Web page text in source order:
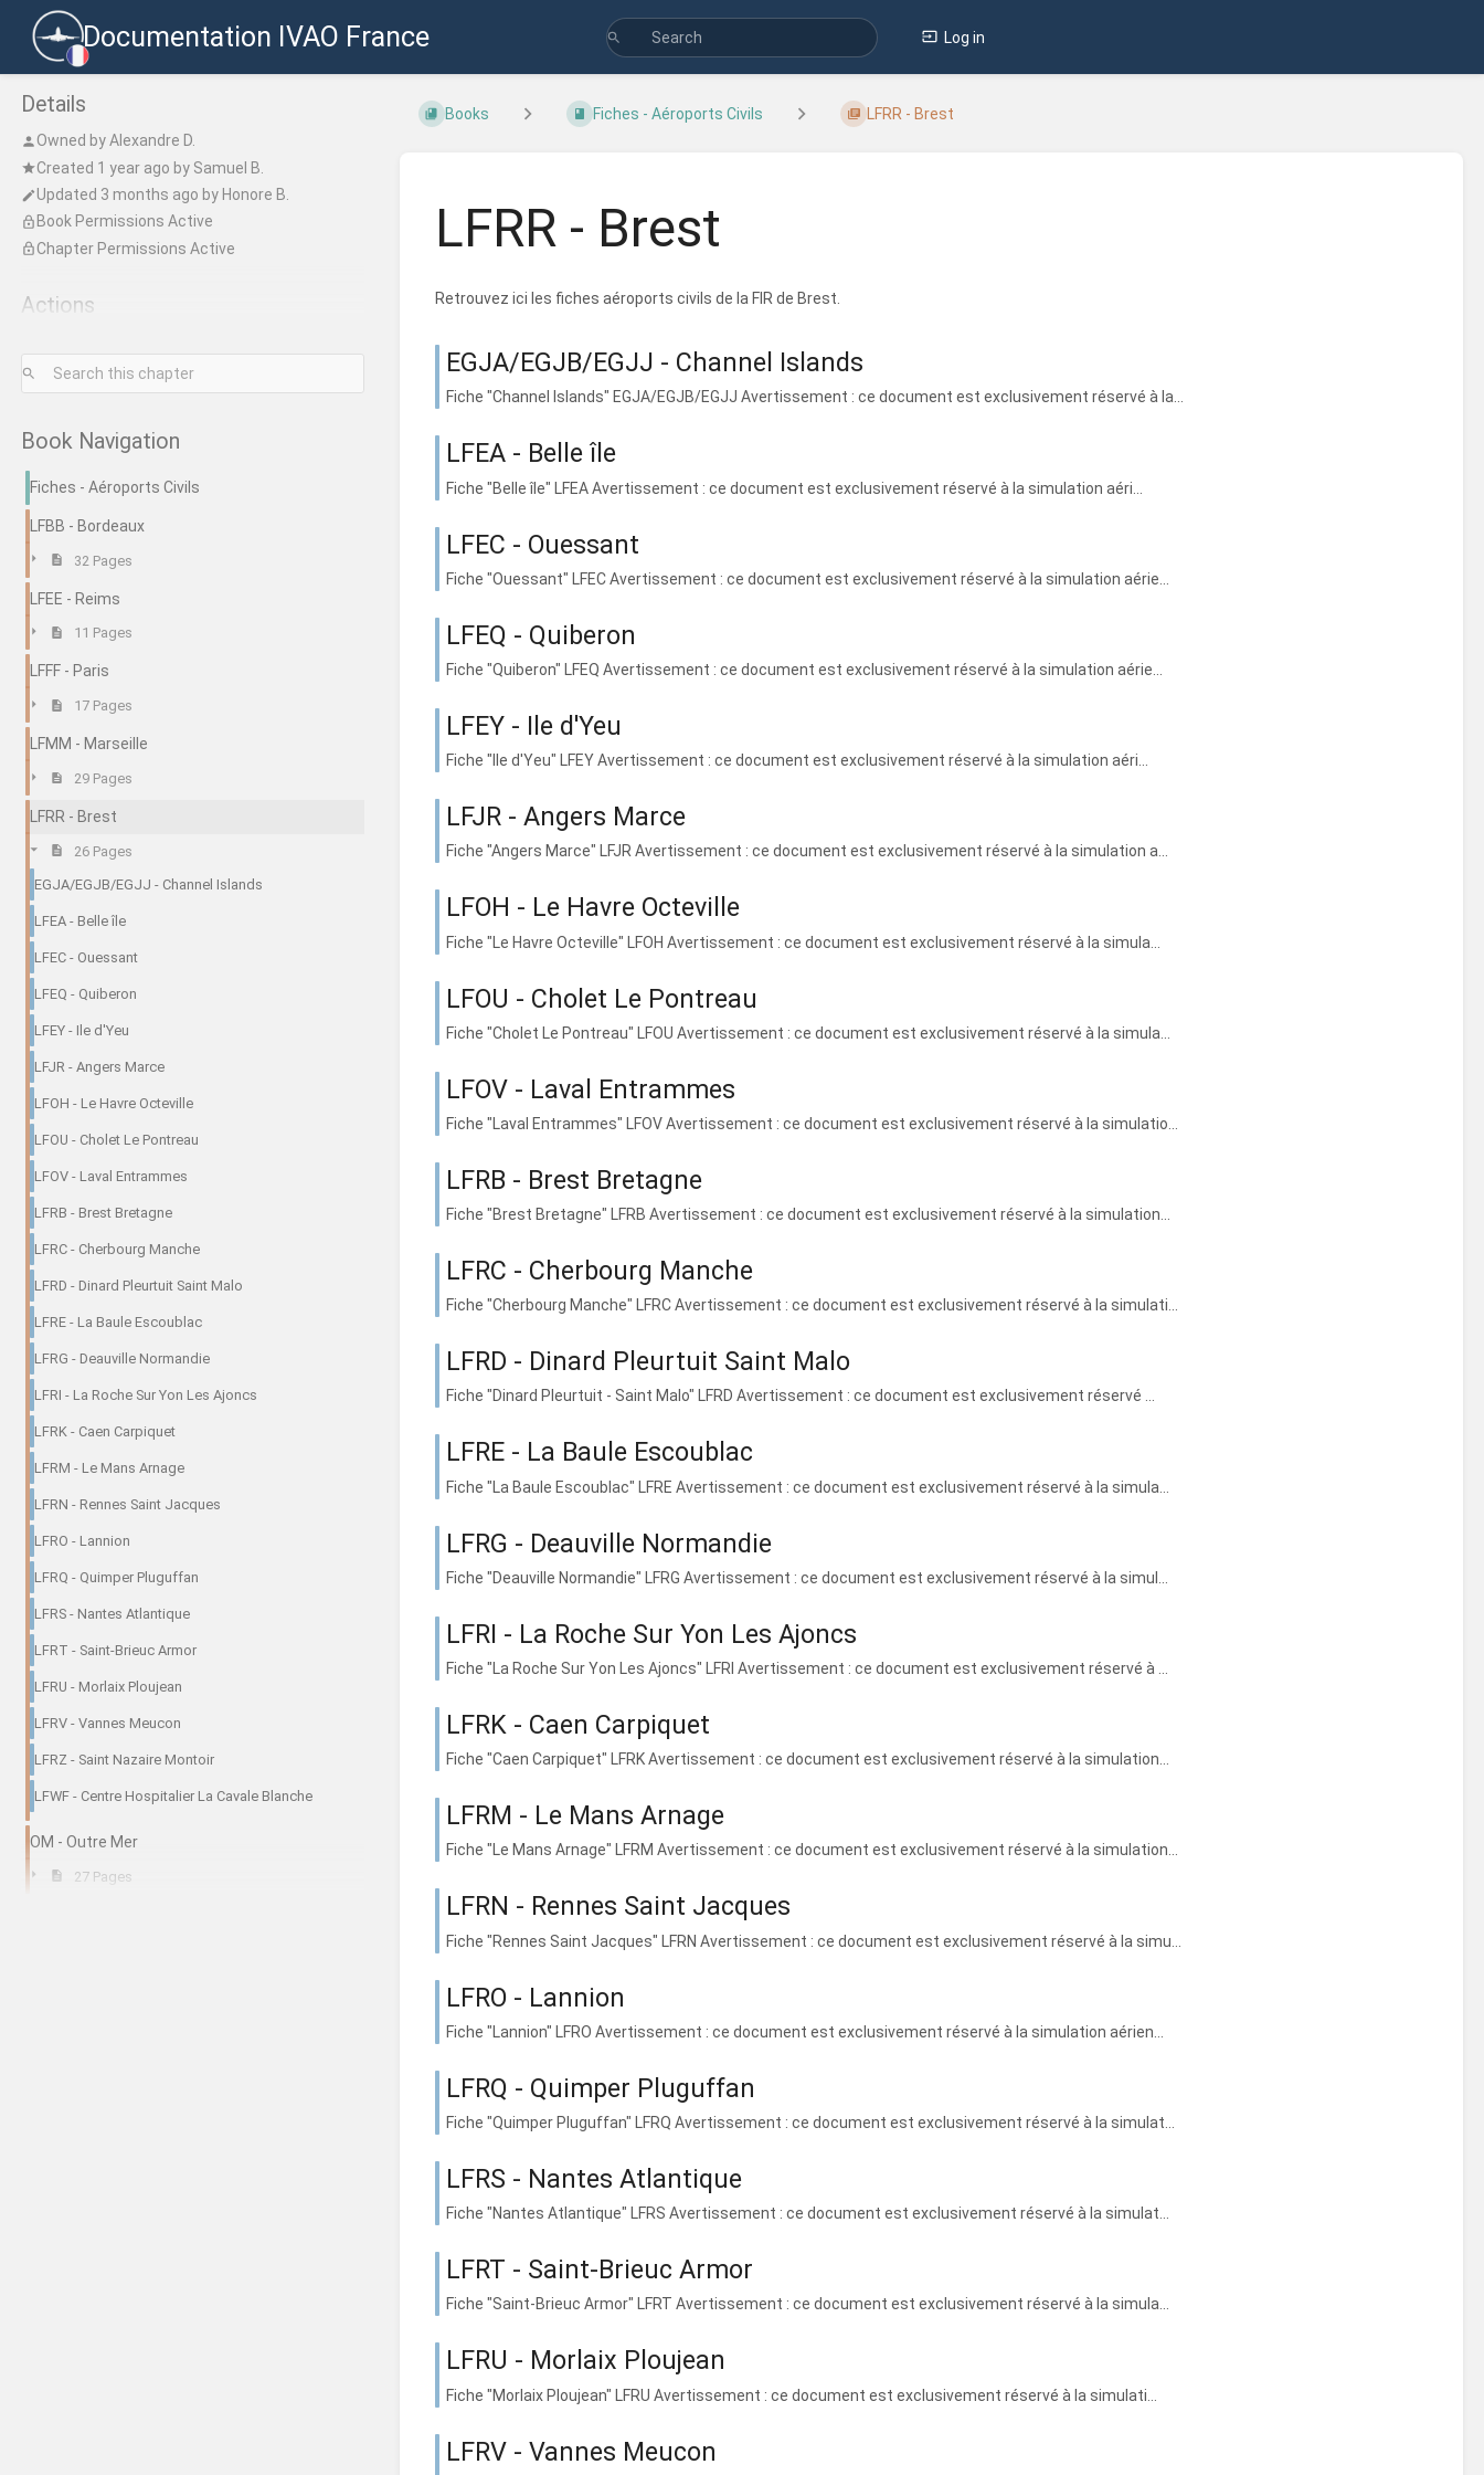
Documentation IVAO France Log in
Details
Owned byAlexandre D.
Created 1 year ago by Samuel B.
Updated 3 months ago by Honore B.
Book Permissions Active
Chapter Permissions Active
Actions
Book Navigation
Fiches - Aéroports Civils
LFBB - Bordeaux
32 Pages
LFEE - Reims
11 Pages
LFFF - Paris
17 Pages
LFMM - Marseille
29 Pages
LFRR - Brest
26 Pages
EGJA/EGJB/EGJJ - Channel Islands
LFEA - Belle île
LFEC - Ouessant
LFEQ - Quiberon
LFEY - Ile d'Yeu
LFJR - Angers Marce
LFOH - Le Havre Octeville
LFOU - Cholet Le Pontreau
LFOV - Laval Entrammes
LFRB - Brest Bretagne
LFRC - Cherbourg Manche
LFRD - Dinard Pleurtuit Saint Malo
LFRE - La Baule Escoublac
LFRG - Deauville Normandie
LFRI - La Roche Sur Yon Les Ajoncs
LFRK - Caen Carpiquet
LFRM - Le Mans Arnage
LFRN - Rennes Saint Jacques
LFRO - Lannion
LFRQ - Quimper Pluguffan
LFRS - Nantes Atlantique
LFRT - Saint-Brieuc Armor
LFRU - Morlaix Ploujean
LFRV - Vannes Meucon
LFRZ - Saint Nazaire Montoir
LFWF - Centre Hospitalier La Cavale Blanche
OM - Outre Mer
27 Pages
Books Fiches - Aéroports Civils LFRR - Brest
LFRR - Brest
Retrouvez ici les fiches aéroports civils de la FIR de Brest.
EGJA/EGJB/EGJJ - Channel Islands
Fiche "Channel Islands" EGJA/EGJB/EGJJ Avertissement : ce document est exclusivement réservé à la...
LFEA - Belle île
Fiche "Belle île" LFEA Avertissement : ce document est exclusivement réservé à la simulation aéri...
LFEC - Ouessant
Fiche "Ouessant" LFEC Avertissement : ce document est exclusivement réservé à la simulation aérie...
LFEQ - Quiberon
Fiche "Quiberon" LFEQ Avertissement : ce document est exclusivement réservé à la simulation aérie...
LFEY - Ile d'Yeu
Fiche "Ile d'Yeu" LFEY Avertissement : ce document est exclusivement réservé à la simulation aéri...
LFJR - Angers Marce
Fiche "Angers Marce" LFJR Avertissement : ce document est exclusivement réservé à la simulation a...
LFOH - Le Havre Octeville
Fiche "Le Havre Octeville" LFOH Avertissement : ce document est exclusivement réservé à la simula...
LFOU - Cholet Le Pontreau
Fiche "Cholet Le Pontreau" LFOU Avertissement : ce document est exclusivement réservé à la simula...
LFOV - Laval Entrammes
Fiche "Laval Entrammes" LFOV Avertissement : ce document est exclusivement réservé à la simulatio...
LFRB - Brest Bretagne
Fiche "Brest Bretagne" LFRB Avertissement : ce document est exclusivement réservé à la simulation...
LFRC - Cherbourg Manche
Fiche "Cherbourg Manche" LFRC Avertissement : ce document est exclusivement réservé à la simulati...
LFRD - Dinard Pleurtuit Saint Malo
Fiche "Dinard Pleurtuit - Saint Malo" LFRD Avertissement : ce document est exclusivement réservé ...
LFRE - La Baule Escoublac
Fiche "La Baule Escoublac" LFRE Avertissement : ce document est exclusivement réservé à la simula...
LFRG - Deauville Normandie
Fiche "Deauville Normandie" LFRG Avertissement : ce document est exclusivement réservé à la simul...
LFRI - La Roche Sur Yon Les Ajoncs
Fiche "La Roche Sur Yon Les Ajoncs" LFRI Avertissement : ce document est exclusivement réservé à ...
LFRK - Caen Carpiquet
Fiche "Caen Carpiquet" LFRK Avertissement : ce document est exclusivement réservé à la simulation...
LFRM - Le Mans Arnage
Fiche "Le Mans Arnage" LFRM Avertissement : ce document est exclusivement réservé à la simulation...
LFRN - Rennes Saint Jacques
Fiche "Rennes Saint Jacques" LFRN Avertissement : ce document est exclusivement réservé à la simu...
LFRO - Lannion
Fiche "Lannion" LFRO Avertissement : ce document est exclusivement réservé à la simulation aérien...
LFRQ - Quimper Pluguffan
Fiche "Quimper Pluguffan" LFRQ Avertissement : ce document est exclusivement réservé à la simulat...
LFRS - Nantes Atlantique
Fiche "Nantes Atlantique" LFRS Avertissement : ce document est exclusivement réservé à la simulat...
LFRT - Saint-Brieuc Armor
Fiche "Saint-Brieuc Armor" LFRT Avertissement : ce document est exclusivement réservé à la simula...
LFRU - Morlaix Ploujean
Fiche "Morlaix Ploujean" LFRU Avertissement : ce document est exclusivement réservé à la simulati...
LFRV - Vannes Meucon